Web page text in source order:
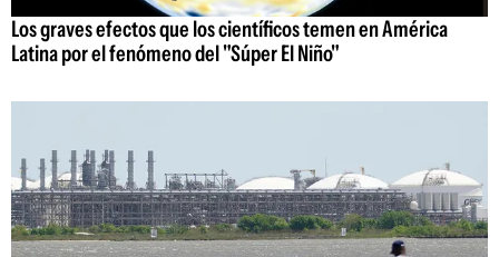
Los graves efectos que los científicos temen en América
Latina por el fenómeno del "Súper El Niño"